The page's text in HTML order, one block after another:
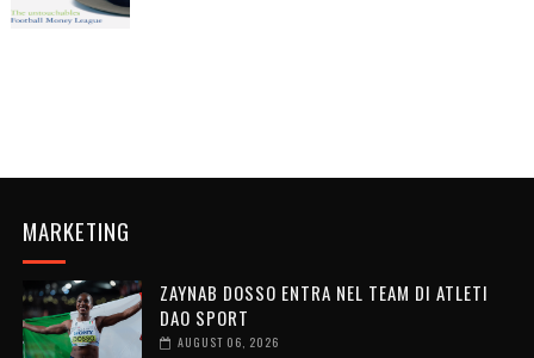
MARKETING
ZAYNAB DOSSO ENTRA NEL TEAM DI ATLETI
DAO SPORT
AUGUST 06, 2026